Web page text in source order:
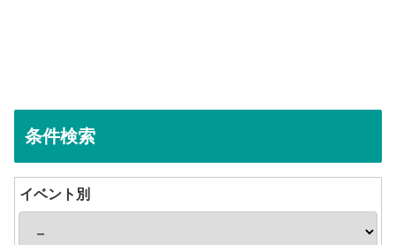
条件検索
イベント別